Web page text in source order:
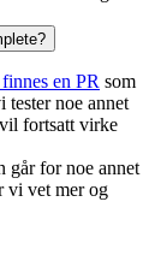
en PR som
tester noe annet
fortsatt virke
går for noe annet
vi vet mer og